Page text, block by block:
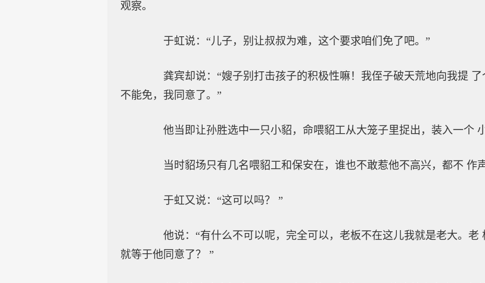
观察。
于虹说：“儿子，别让叔叔为难，这个要求咱们免了吧。”
龚宾却说：“嫂子别打击孩子的积极性嘛！我侄子破天荒地向我提 了
不能免，我同意了。”
他当即让孙胜选中一只小貂，命喂貂工从大笼子里捉出，装入一个 小
当时貂场只有几名喂貂工和保安在，谁也不敢惹他不高兴，都不 作声
于虹又说：“这可以吗？ ”
他说：“有什么不可以呢，完全可以，老板不在这儿我就是老大。老
就等于他同意了？ ”